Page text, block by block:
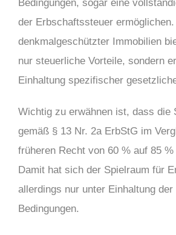
Bedingungen, sogar eine
der Erbschaftssteuer ermöglichen.
denkmalgeschützter Immobilien
nur steuerliche Vorteile, sondern
Einhaltung spezifischer
Wichtig zu erwähnen ist, dass die
gemäß § 13 Nr. 2a ErbStG im
früheren Recht von 60 % auf 85 %
Damit hat sich der Spielraum für
allerdings nur unter Einhaltung der
Bedingungen.